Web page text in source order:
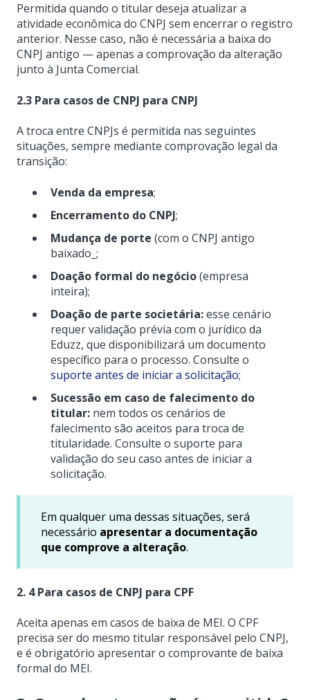
Permitida quando o titular deseja atualizar a
atividade econômica do CNPJ sem encerrar o registro
anterior. Nesse caso, não é necessária a baixa do
CNPJ antigo — apenas a comprovação da alteração
junto à Junta Comercial.
2.3 Para casos de CNPJ para CNPJ
A troca entre CNPJs é permitida nas seguintes
situações, sempre mediante comprovação legal da
transição:
Venda da empresa;
Encerramento do CNPJ;
Mudança de porte (com o CNPJ antigo
baixado_;
Doação formal do negócio(empresa
inteira);
Doação de parte societária:esse cenário
requer validação prévia com o jurídico da
Eduzz, que disponibilizará um documento
específico para o processo. Consulte o
suporte antes de iniciar a solicitação;
Sucessão em caso de falecimento do
titular: nem todos os cenários de
falecimento são aceitos para troca de
titularidade. Consulte o suporte para
validação do seu caso antes de iniciar a
solicitação.
Em qualquer uma dessas situações, será
necessário apresentar a documentação
que comprove a alteração.
2. 4 Para casos de CNPJ para CPF
Aceita apenas em casos de baixa de MEI. O CPF
precisa ser do mesmo titular responsável pelo CNPJ,
e é obrigatório apresentar o comprovante de baixa
formal do MEI.